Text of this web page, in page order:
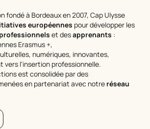
fondé à Bordeaux en 2007, Cap Ulysse
européennes pour développer les
professionnelset desapprenants :
Erasmus +,
numériques, innovantes,
vers l'insertion professionnelle.
est consolidée par des
en partenariat avec notre réseau